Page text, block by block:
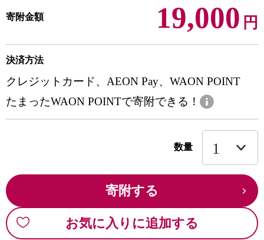
寄附金額 19,000 円
決済方法
クレジットカード、AEON Pay、WAON POINT
たまったWAON POINTで寄附できる！
数量
寄附する
お気に入りに追加する